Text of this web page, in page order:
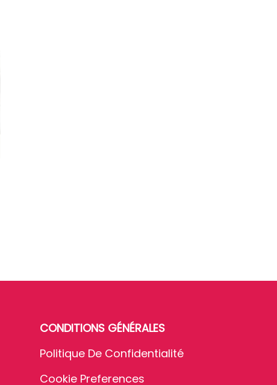
CONDITIONS GÉNÉRALES
Politique De Confidentialité
Cookie Preferences